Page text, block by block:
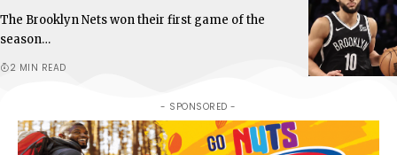
The Brooklyn Nets won their first game of the
season…
2 MIN READ
- SPONSORED -